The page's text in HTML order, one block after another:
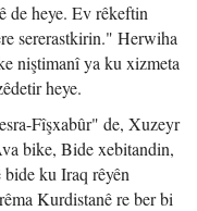
de heye. Ev rêkeftin
sererastkirin." Herwiha
niştimanî ya ku xizmeta
heye.
Fîşxabûr" de, Xuzeyr
bike, Bide xebitandin,
ku Iraq rêyên
Kurdistanê re ber bi